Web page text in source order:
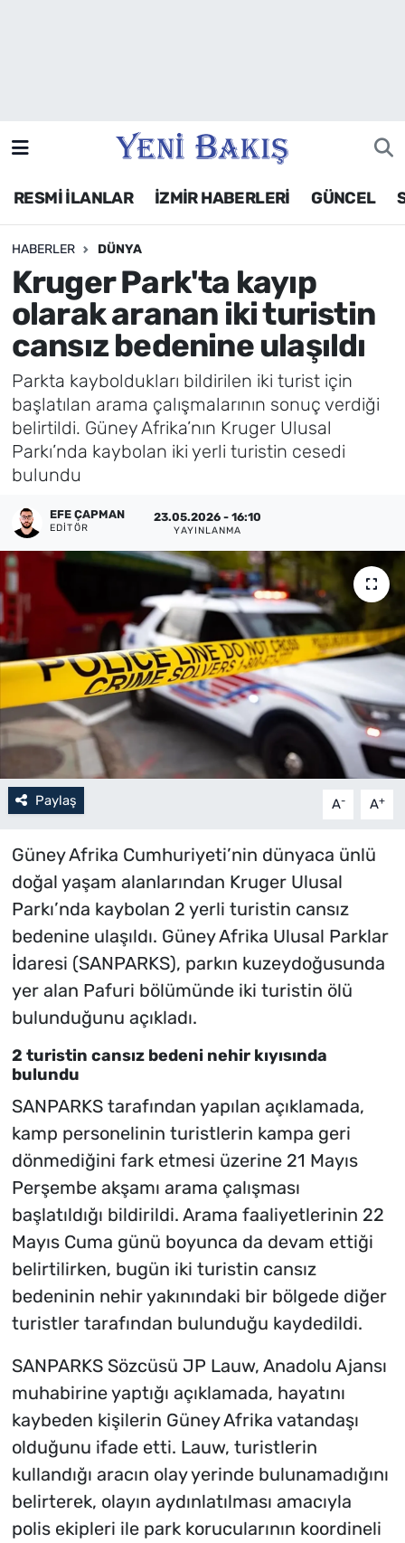
RESMİ İLANLAR İZMİR HABERLERİ GÜNCEL
HABERLER DÜNYA
Kruger Park'ta kayıp
olarak aranan iki turistin
cansız bedenine ulaşıldı
Parkta kayboldukları bildirilen iki turist için
başlatılan arama çalışmalarının sonuç verdiği
belirtildi. Güney Afrika’nın Kruger Ulusal
Parkı’nda kaybolan iki yerli turistin cesedi
bulundu
EFE ÇAPMAN
EDITÖR
23.05.2026 - 16:10
YAYINLANMA
Paylaş A- A+
Güney Afrika Cumhuriyeti’nin dünyaca ünlü
doğal yaşam alanlarından Kruger Ulusal
Parkı’nda kaybolan 2 yerli turistin cansız
bedenine ulaşıldı. Güney Afrika Ulusal Parklar
İdaresi (SANPARKS), parkın kuzeydoğusunda
yer alan Pafuri bölümünde iki turistin ölü
bulunduğunu açıkladı.
2 turistin cansız bedeni nehir kıyısında
bulundu
SANPARKS tarafından yapılan açıklamada,
kamp personelinin turistlerin kampa geri
dönmediğini fark etmesi üzerine 21 Mayıs
Perşembe akşamı arama çalışması
başlatıldığı bildirildi. Arama faaliyetlerinin 22
Mayıs Cuma günü boyunca da devam ettiği
belirtilirken, bugün iki turistin cansız
bedeninin nehir yakınındaki bir bölgede diğer
turistler tarafından bulunduğu kaydedildi.
SANPARKS Sözcüsü JP Lauw, Anadolu Ajansı
muhabirine yaptığı açıklamada, hayatını
kaybeden kişilerin Güney Afrika vatandaşı
olduğunu ifade etti. Lauw, turistlerin
kullandığı aracın olay yerinde bulunamadığını
belirterek, olayın aydınlatılması amacıyla
polis ekipleri ile park korucularının koordineli
Siyaset
Asayiş / Polis-Adliye
Spor
Magazin
Foto Galeri
Künye
İletişim